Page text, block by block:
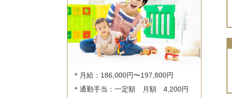
＊月給：186,000円〜197,800円
＊通勤手当：一定額　月額　4,200円